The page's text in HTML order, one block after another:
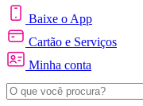
Baixe o App
Cartão e Serviços
Minha conta